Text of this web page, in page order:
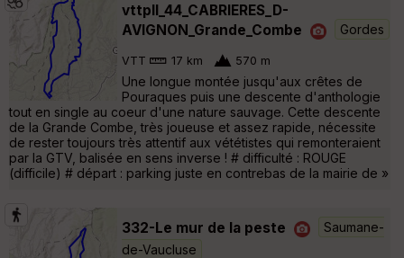
vttpll_44_CABRIERES_D-
AVIGNON_Grande_Combe
Gordes
VTT 17 km 570 m
Une longue montée jusqu'aux crêtes de
Pouraques puis une descente d'anthologie
tout en single au coeur d'une nature sauvage. Cette descente
de la Grande Combe, très joueuse et assez rapide, nécessite
de rester toujours très attentif aux vététistes qui remonteraient
par la GTV, balisée en sens inverse ! # difficulté : ROUGE
(difficile) # départ : parking juste en contrebas de la mairie de »
332-Le mur de la peste
Saumane-
de-Vaucluse